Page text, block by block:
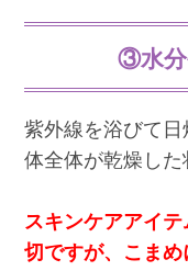
③水分
紫外線を浴びて
体全体が乾燥した
スキンケアアイ
切ですが、こま